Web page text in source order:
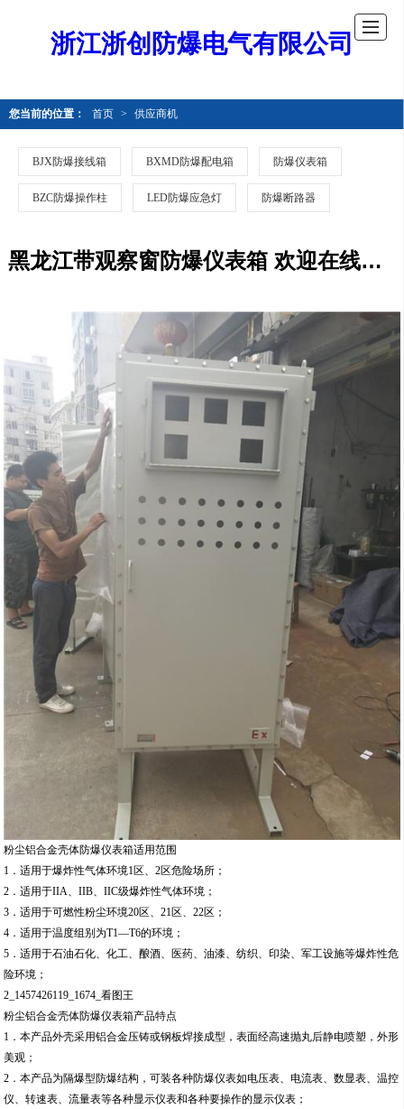
浙江浙创防爆电气有限公司
您当前的位置： 首页 > 供应商机
BJX防爆接线箱 BXMD防爆配电箱 防爆仪表箱
BZC防爆操作柱 LED防爆应急灯 防爆断路器
黑龙江带观察窗防爆仪表箱 欢迎在线咨询
粉尘铝合金壳体防爆仪表箱适用范围
1．适用于爆炸性气体环境1区、2区危险场所；
2．适用于IIA、IIB、IIC级爆炸性气体环境；
3．适用于可燃性粉尘环境20区、21区、22区；
4．适用于温度组别为T1—T6的环境；
5．适用于石油石化、化工、酿酒、医药、油漆、纺织、印染、军工设施等爆炸性危
险环境；
2_1457426119_1674_看图王
粉尘铝合金壳体防爆仪表箱产品特点
1．本产品外壳采用铝合金压铸或钢板焊接成型，表面经高速抛丸后静电喷塑，外形
美观；
2．本产品为隔爆型防爆结构，可装各种防爆仪表如电压表、电流表、数显表、温控
仪、转速表、流量表等各种显示仪表和各种要操作的显示仪表；